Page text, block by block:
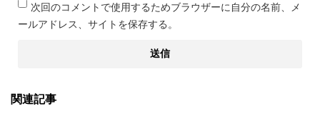
次回のコメントで使用するためブラウザーに自分の名前、メ
ールアドレス、サイトを保存する。
関連記事